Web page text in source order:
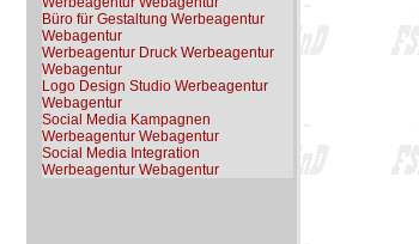
Büro für Gestaltung Werbeagentur
Webagentur
Werbeagentur Druck Werbeagentur
Webagentur
Logo Design Studio Werbeagentur
Webagentur
Social Media Kampagnen
Werbeagentur Webagentur
Social Media Integration
Werbeagentur Webagentur